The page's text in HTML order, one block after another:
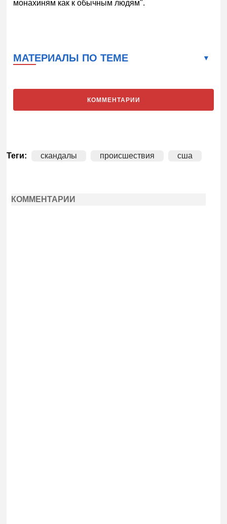
монахиням как к обычным людям".
МАТЕРИАЛЫ ПО ТЕМЕ
КОММЕНТАРИИ
Теги: скандалы происшествия сша
КОММЕНТАРИИ